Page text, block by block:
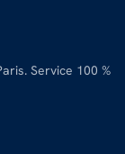
Service 100 %